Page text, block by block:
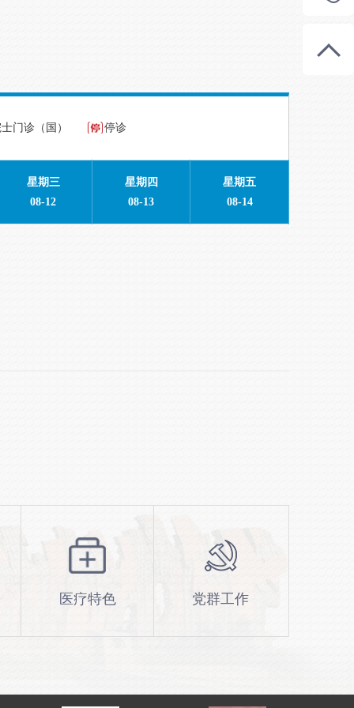
门诊（国） 停诊
星期三
08-12
星期四
08-13
星期五
08-14
医疗特色 党群工作